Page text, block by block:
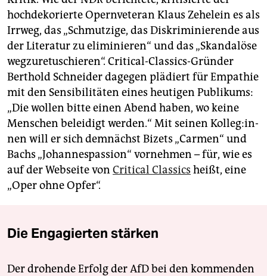
hochdekorierte Opern­veteran Klaus Zehelein es als
Irrweg, das „Schmutzige, das Diskriminierende aus
der Literatur zu eliminieren“ und das „Skandalöse
wegzuretuschieren“. Critical-Classics-Gründer
Berthold Schneider dagegen plädiert für Empathie
mit den Sensibilitäten eines heutigen Publikums:
„Die wollen bitte einen Abend haben, wo keine
Menschen beleidigt werden.“ Mit seinen Kol­le­g:in­
nen will er sich demnächst Bizets „Carmen“ und
Bachs „Johannespassion“ vornehmen – für, wie es
auf der Webseite von Critical Classics heißt, eine
„Oper ohne Opfer“.
Die Engagierten stärken
Der drohende Erfolg der AfD bei den kommenden